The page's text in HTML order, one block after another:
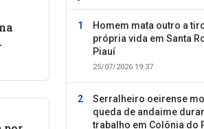
Homem mata outro a
própria vida em Santa
Piauí
25/07/2026 19:37
Serralheiro oeirense
queda de andaime
trabalho em Colônia do